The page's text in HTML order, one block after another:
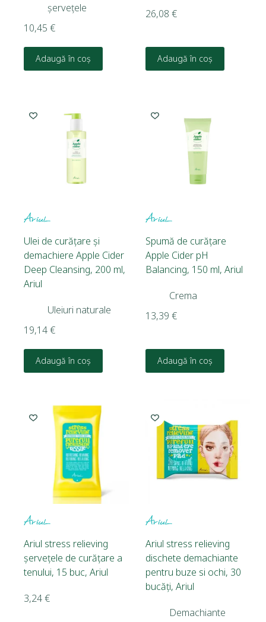
șervețele
10,45 €
Adaugă în coș
26,08 €
Adaugă în coș
Ulei de curățare și
demachiere Apple Cider
Deep Cleansing, 200 ml,
Ariul
Uleiuri naturale
19,14€
Adaugă în coș
Spumă de curățare
Apple Cider pH
Balancing, 150 ml, Ariul
Crema
13,39 €
Adaugă în coș
Ariul stress relieving
șervețele de curățare a
tenului, 15 buc, Ariul
3,24€
Ariul stress relieving
dischete demachiante
pentru buze si ochi, 30
bucăți, Ariul
Demachiante